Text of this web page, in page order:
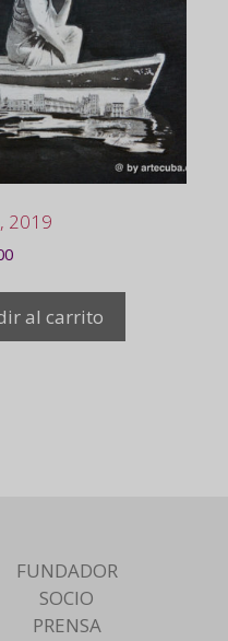
2019
al carrito
FUNDADOR
SOCIO
PRENSA